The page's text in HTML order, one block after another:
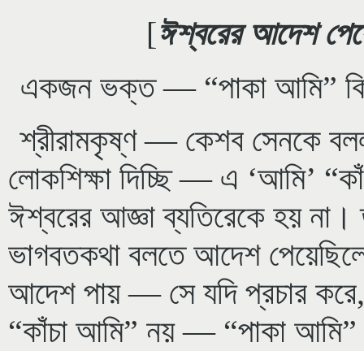
[ঈশ্বরের আদেশ
একজন ভক্ত — “পাকা আমি” কি
শ্রীরামকৃষ্ণ — কেশব সেনকে
লোকশিক্ষা দিচ্ছি — এ ‘আমি’
ঈশ্বরের আজ্ঞা ব্যতিরেকে হয়
ভাগবতকথা বলতে আদেশ
আদেশ পায় — সে যদি প্রচার
“কাঁচা আমি” নয় — “পাকা